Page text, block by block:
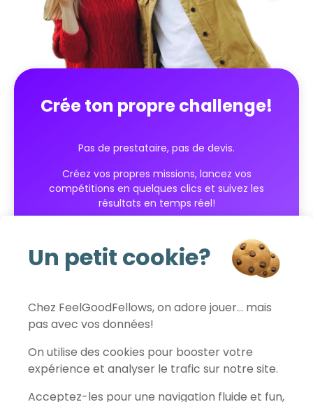
Crée ton propre challenge!
Pas de prestataire, pas de devis.
Créez vos propres missions, lancez vos
compétitions en quelques clics et suivez les
résultats en temps réel!
Commencer gratuitement
Un petit cookie?
Chez FeelGoodFellows, on adore jouer… mais
pas avec vos données!
On utilise des cookies pour booster votre
expérience et analyser le trafic sur notre site.
Acceptez-les pour une navigation fluide et fun,
FeelGoodFellows